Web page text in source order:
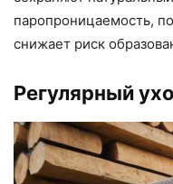
паропроницаемость,
снижает риск
Регулярный